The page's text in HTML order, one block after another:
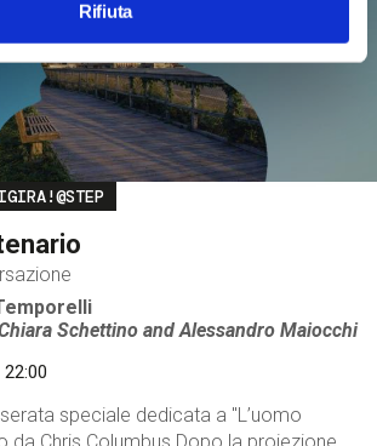
Rifiuta
Schettino andAlessandro Maiocchi
speciale dedicata a "L’uomo